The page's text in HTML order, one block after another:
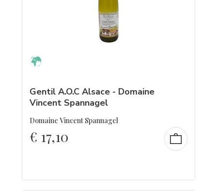
Gentil A.O.C Alsace - Domaine
Vincent Spannagel
Domaine Vincent Spannagel
€ 17,10